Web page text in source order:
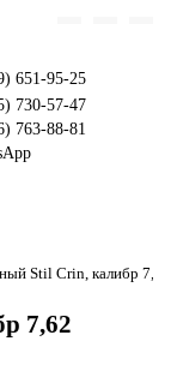
651-95-25
730-57-47
763-88-81
Stil Crin, калибр
7,62